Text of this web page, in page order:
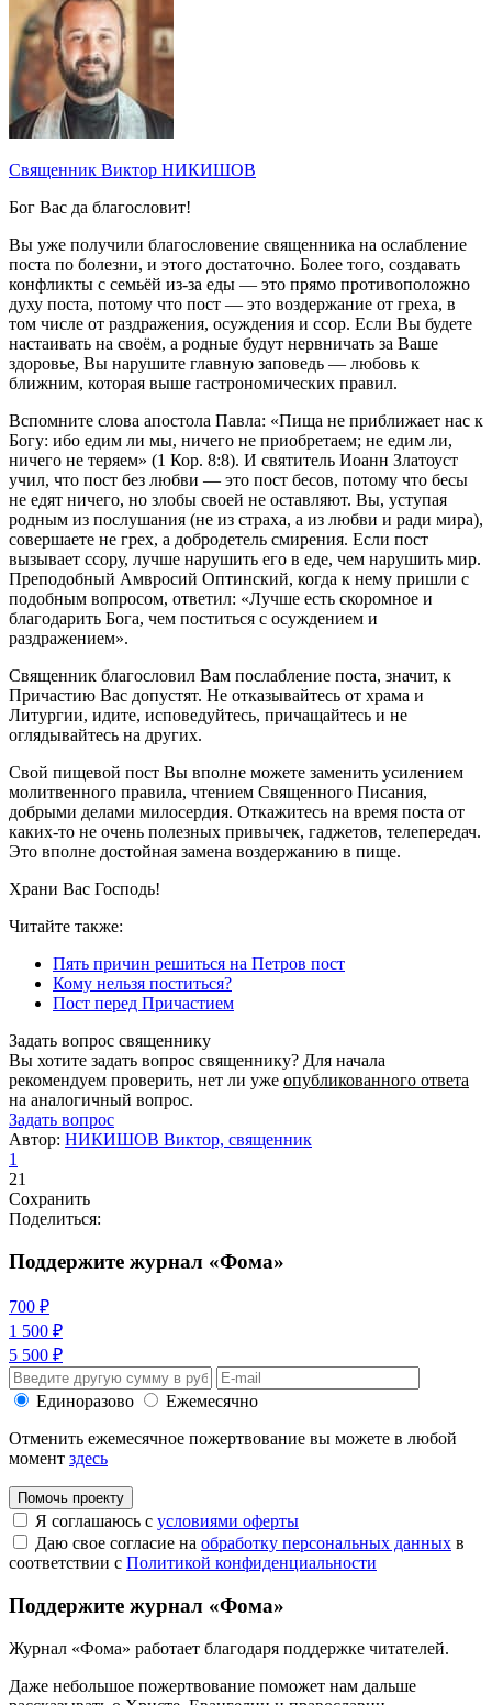
Священник Виктор НИКИШОВ
Бог Вас да благословит!
Вы уже получили благословение священника на ослабление
поста по болезни, и этого достаточно. Более того, создавать
конфликты с семьёй из-за еды — это прямо противоположно
духу поста, потому что пост — это воздержание от греха, в
том числе от раздражения, осуждения и ссор. Если Вы будете
настаивать на своём, а родные будут нервничать за Ваше
здоровье, Вы нарушите главную заповедь — любовь к
ближним, которая выше гастрономических правил.
Вспомните слова апостола Павла: «Пища не приближает нас к
Богу: ибо едим ли мы, ничего не приобретаем; не едим ли,
ничего не теряем» (1 Кор. 8:8). И святитель Иоанн Златоуст
учил, что пост без любви — это пост бесов, потому что бесы
не едят ничего, но злобы своей не оставляют. Вы, уступая
родным из послушания (не из страха, а из любви и ради мира),
совершаете не грех, а добродетель смирения. Если пост
вызывает ссору, лучше нарушить его в еде, чем нарушить мир.
Преподобный Амвросий Оптинский, когда к нему пришли с
подобным вопросом, ответил: «Лучше есть скоромное и
благодарить Бога, чем поститься с осуждением и
раздражением».
Священник благословил Вам послабление поста, значит, к
Причастию Вас допустят. Не отказывайтесь от храма и
Литургии, идите, исповедуйтесь, причащайтесь и не
оглядывайтесь на других.
Свой пищевой пост Вы вполне можете заменить усилением
молитвенного правила, чтением Священного Писания,
добрыми делами милосердия. Откажитесь на время поста от
каких-то не очень полезных привычек, гаджетов, телепередач.
Это вполне достойная замена воздержанию в пище.
Храни Вас Господь!
Читайте также:
Пять причин решиться на Петров пост
Кому нельзя поститься?
Пост перед Причастием
Задать вопрос священнику
Вы хотите задать вопрос священнику? Для начала
рекомендуем проверить, нет ли уже опубликованного ответа
на аналогичный вопрос.
Задать вопрос
Автор: НИКИШОВ Виктор, священник
1
21
Сохранить
Поделиться:
Поддержите журнал «Фома»
700 ₽
1 500 ₽
5 500 ₽
Единоразово
Ежемесячно
Отменить ежемесячное пожертвование вы можете в любой
момент здесь
Помочь проекту
Я соглашаюсь с условиями оферты
Даю свое согласие на обработку персональных данных в
соответствии с Политикой конфиденциальности
Поддержите журнал «Фома»
Журнал «Фома» работает благодаря поддержке читателей.
Даже небольшое пожертвование поможет нам дальше